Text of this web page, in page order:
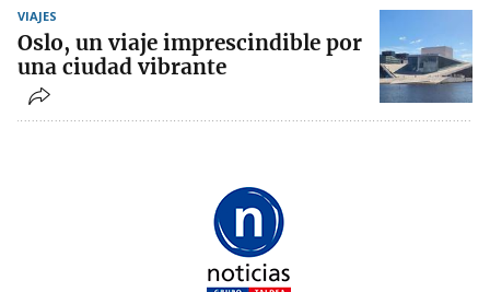
VIAJES
Oslo, un viaje imprescindible por
una ciudad vibrante